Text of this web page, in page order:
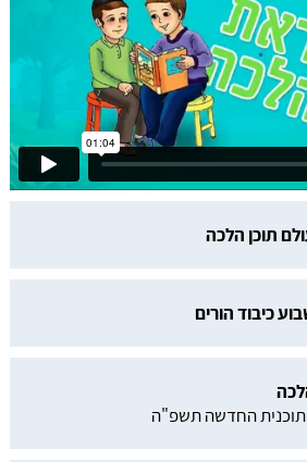
תוכן הלכה
כיבוד הורים
החדשה תשפ"ה